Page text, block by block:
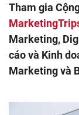
Tham gia
Marketing,
cáo và Kinh
Marketing và